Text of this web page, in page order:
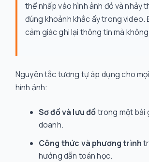
thể nhấp vào hình ảnh đó và nhảy
đúng khoảnh khắc ấy trong video.
cảm giác ghi lại thông tin mà
Nguyên tắc tương tự áp dụng cho
hình ảnh:
Sơ đồ và lưu đồtrong một bài
doanh.
Công thức và phương trình
hướng dẫn toán học.